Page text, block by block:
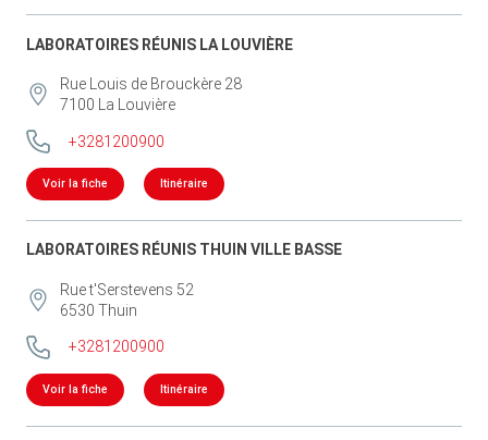
LABORATOIRES RÉUNIS LA LOUVIÈRE
Rue Louis de Brouckère 28
7100 La Louvière
+3281200900
Voir la fiche Itinéraire
LABORATOIRES RÉUNIS THUIN VILLE BASSE
Rue t'Serstevens 52
6530 Thuin
+3281200900
Voir la fiche Itinéraire